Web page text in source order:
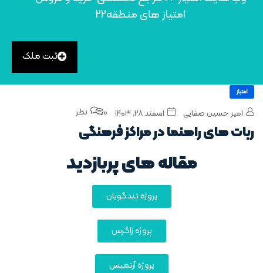
امتیاز های منطقه22
ثبت ملک
امتیاز
امیر حسین صفایی اسفند ۲۸, ۱۴۰۳ 0 نظر
ربات‌ های راهنما در مراکز فرهنگی
مقاله های پربازدید
پروژه تندگویان
پروژه زاگرس
پروژه آرتمیس